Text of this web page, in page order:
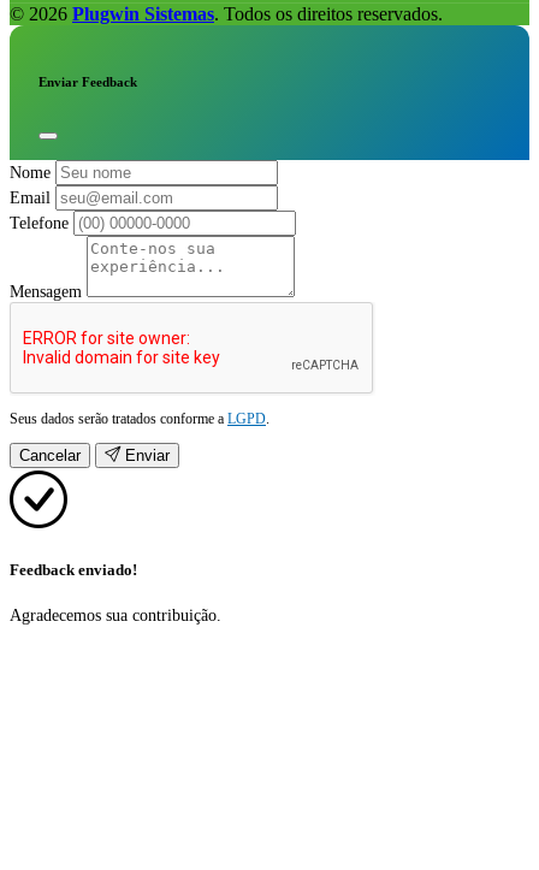
© 2026 Plugwin Sistemas. Todos os direitos reservados.
Enviar Feedback
Nome
Email
Telefone
Mensagem
Seus dados serão tratados conforme a LGPD
Cancelar Enviar
Feedback enviado!
Agradecemos sua contribuição.